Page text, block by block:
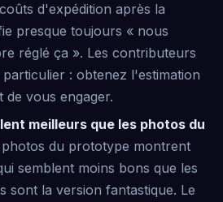
d'expédition après la
presque toujours « nous
réglé ça ». Les contributeurs
: obtenez l'estimation
de vous engager.
meilleurs que les photos du
photos du prototype montrent
semblent moins bons que les
sont la version fantastique. Le